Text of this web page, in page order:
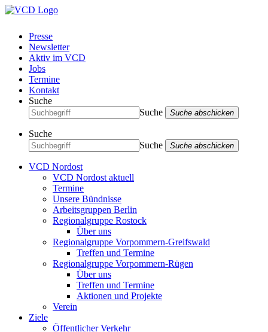
Presse
Newsletter
Aktiv im VCD
Jobs
Termine
Kontakt
Suche
Suche
Suche abschicken
Suche
Suche
Suche abschicken
VCD Nordost
VCD Nordost aktuell
Termine
Unsere Bündnisse
Arbeitsgruppen Berlin
Regionalgruppe Rostock
Über uns
Regionalgruppe Vorpommern-Greifswald
Treffen und Termine
Regionalgruppe Vorpommern-Rügen
Über uns
Treffen und Termine
Aktionen und Projekte
Verein
Ziele
Öffentlicher Verkehr